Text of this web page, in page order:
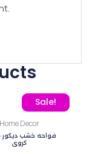
Sale!
Home Decor
فواحه خشب ديكور
كروي
Original price was:
Current